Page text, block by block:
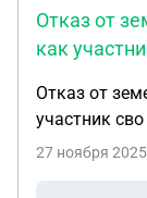
Отказ от
как
Отказ от
участник сво
27 ноября